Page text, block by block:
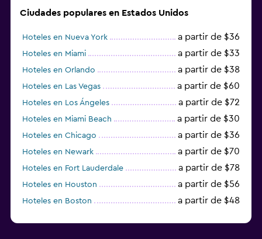
Ciudades populares en Estados Unidos
Hoteles en Nueva York a partir de $36
Hoteles en Miami a partir de $33
Hoteles en Orlando a partir de $38
Hoteles en Las Vegas a partir de $60
Hoteles en Los Ángeles a partir de $72
Hoteles en Miami Beach a partir de $30
Hoteles en Chicago a partir de $36
Hoteles en Newark a partir de $70
Hoteles en Fort Lauderdale a partir de $78
Hoteles en Houston a partir de $56
Hoteles en Boston a partir de $48